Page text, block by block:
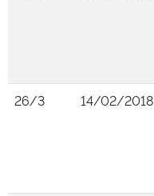
26/3
14/02/2018